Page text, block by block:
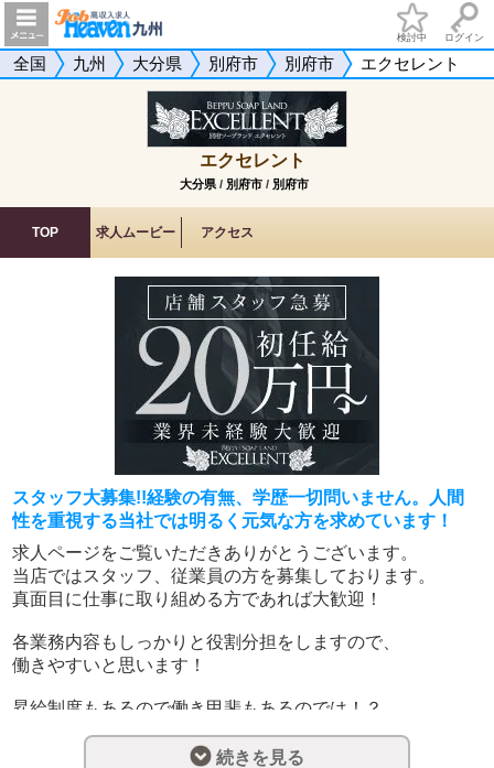
検討中 ログイン
全国 九州 大分県 別府市 別府市 エクセレント
エクセレント
大分県 / 別府市 / 別府市
TOP 求人ムービー アクセス
スタッフ大募集!!経験の有無、学歴一切問いません。人間
性を重視する当社では明るく元気な方を求めています！
求人ページをご覧いただきありがとうございます。
当店ではスタッフ、従業員の方を募集しております。
真面目に仕事に取り組める方であれば大歓迎！
各業務内容もしっかりと役割分担をしますので、
働きやすいと思います！
昇給制度もあるので働き甲斐もあるのでは！？
不明点などございましたお気軽にお問い合わせください♪
続きを見る